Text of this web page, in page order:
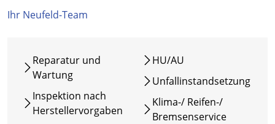
Ihr Neufeld-Team
Reparatur und
Wartung
Inspektion nach
Herstellervorgaben
HU/AU
Unfallinstandsetzung
Klima-/ Reifen-/
Bremsenservice